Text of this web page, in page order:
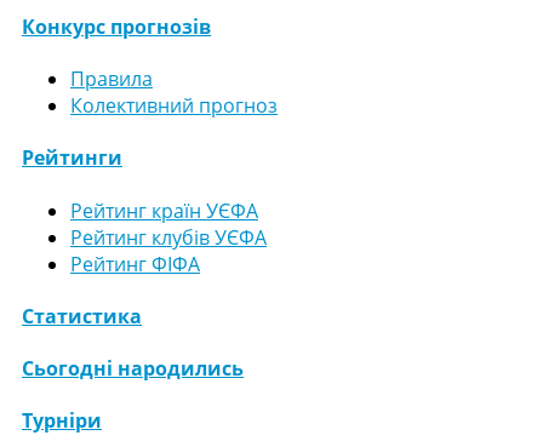
Конкурс прогнозів
Правила
Колективний прогноз
Рейтинги
Рейтинг країн УЄФА
Рейтинг клубів УЄФА
Рейтинг ФІФА
Статистика
Сьогодні народились
Турніри